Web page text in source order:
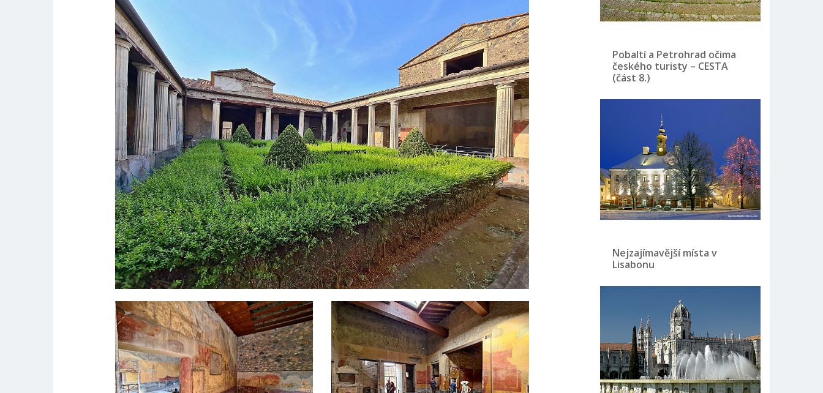
Pobaltí a Petrohrad očima
českého turisty – CESTA
(část 8.)
Nejzajímavější místa v
Lisabonu